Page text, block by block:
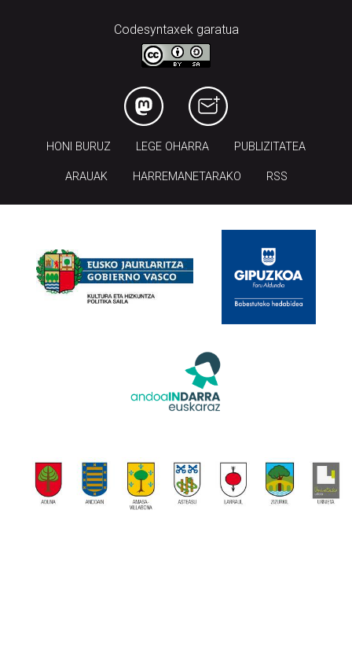
Codesyntaxek garatua
HONI BURUZ LEGE OHARRA PUBLIZITATEA
ARAUAK HARREMANETARAKO RSS